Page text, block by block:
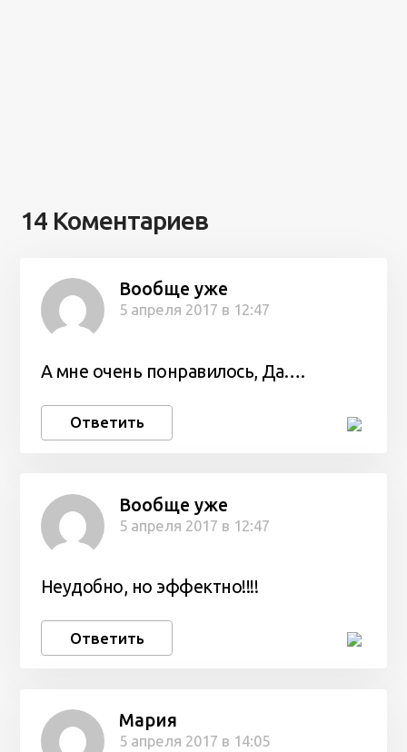
14 Коментариев
Вообще уже
5 апреля 2017 в 12:47
А мне очень понравилось, Да….
Ответить
Вообще уже
5 апреля 2017 в 12:47
Неудобно, но эффектно!!!!
Ответить
Мария
5 апреля 2017 в 14:05